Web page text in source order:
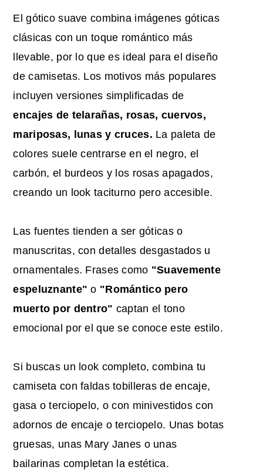
El gótico suave combina imágenes góticas
clásicas con un toque romántico más
llevable, por lo que es ideal para el diseño
de camisetas. Los motivos más populares
incluyen versiones simplificadas de
encajes de telarañas, rosas, cuervos,
mariposas, lunas y cruces. La paleta de
colores suele centrarse en el negro, el
carbón, el burdeos y los rosas apagados,
creando un look taciturno pero accesible.
Las fuentes tienden a ser góticas o
manuscritas, con detalles desgastados u
ornamentales. Frases como "Suavemente
espeluznante" o "Romántico pero
muerto por dentro" captan el tono
emocional por el que se conoce este estilo.
Si buscas un look completo, combina tu
camiseta con faldas tobilleras de encaje,
gasa o terciopelo, o con minivestidos con
adornos de encaje o terciopelo. Unas botas
gruesas, unas Mary Janes o unas
bailarinas completan la estética.